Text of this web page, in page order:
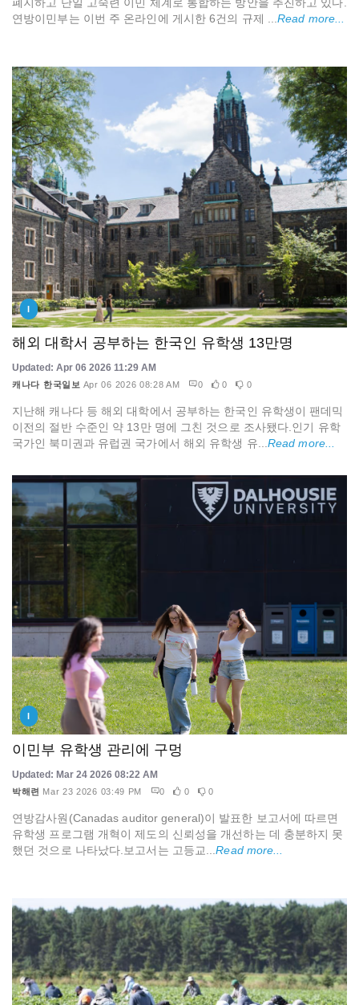
폐지하고 단일 고숙련 이민 체계로 통합하는 방안을 추진하고 있다.
연방이민부는 이번 주 온라인에 게시한 6건의 규제 ...Read more...
I
해외 대학서 공부하는 한국인 유학생 13만명
Updated: Apr 06 2026 11:29 AM
캐나다 한국일보 Apr 06 2026 08:28 AM 0 0 0
지난해 캐나다 등 해외 대학에서 공부하는 한국인 유학생이 팬데믹
이전의 절반 수준인 약 13만 명에 그친 것으로 조사됐다.인기 유학
국가인 북미권과 유럽권 국가에서 해외 유학생 유... Read more...
이민부 유학생 관리에 구멍
Updated: Mar 24 2026 08:22 AM
박해련 Mar 23 2026 03:49 PM 0 0 0
연방감사원(Canadas auditor general)이 발표한 보고서에 따르면
유학생 프로그램 개혁이 제도의 신뢰성을 개선하는 데 충분하지 못
했던 것으로 나타났다.보고서는 고등교...Read more...